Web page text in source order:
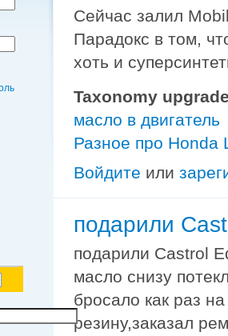
Сейчас залил
Парадокс в том,
хоть и
Taxonomy
масло в двигатель
Разное про Honda
Войдите или
подарили
подарили Castrol
масло снизу
бросало как раз
резину,заказал